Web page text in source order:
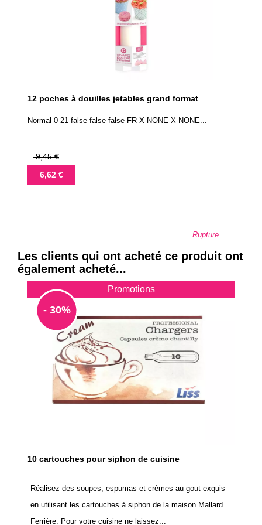
12 poches à douilles jetables grand format
Normal 0 21 false false false FR X-NONE X-NONE...
Prix
base
9,45 €
Prix6,62 €
Rupture
Les clients qui ont acheté ce produit ont
également acheté...
Promotions
- 30%
10 cartouches pour siphon de cuisine
Réalisez des soupes, espumas et crèmes au gout exquis
en utilisant les cartouches à siphon de la maison Mallard
Ferrière. Pour votre cuisine ne laissez...